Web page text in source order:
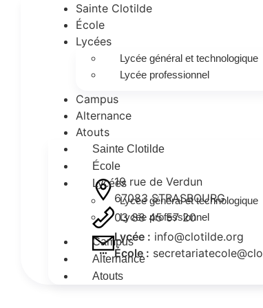
Sainte Clotilde
École
Lycées
Lycée général et technologique
Lycée professionnel
Campus
Alternance
Atouts
Sainte Clotilde
École
Lycées
Lycée général et technologique
Lycée professionnel
Campus
Alternance
Atouts
19 rue de Verdun
67083 STRASBOURG
03 88 45 57 20
Lycée : info@clotilde.org
École :